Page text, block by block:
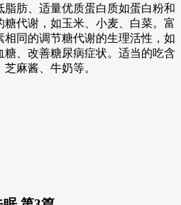
肪、适量优质蛋白质如蛋白粉和
代谢，如玉米、小麦、白菜。富
同的调节糖代谢的生理活性，如
、改善糖尿病症状。适当的吃含
麻酱、牛奶等。